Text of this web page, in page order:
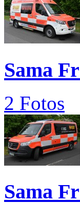
Sama
2 Fotos
Sama